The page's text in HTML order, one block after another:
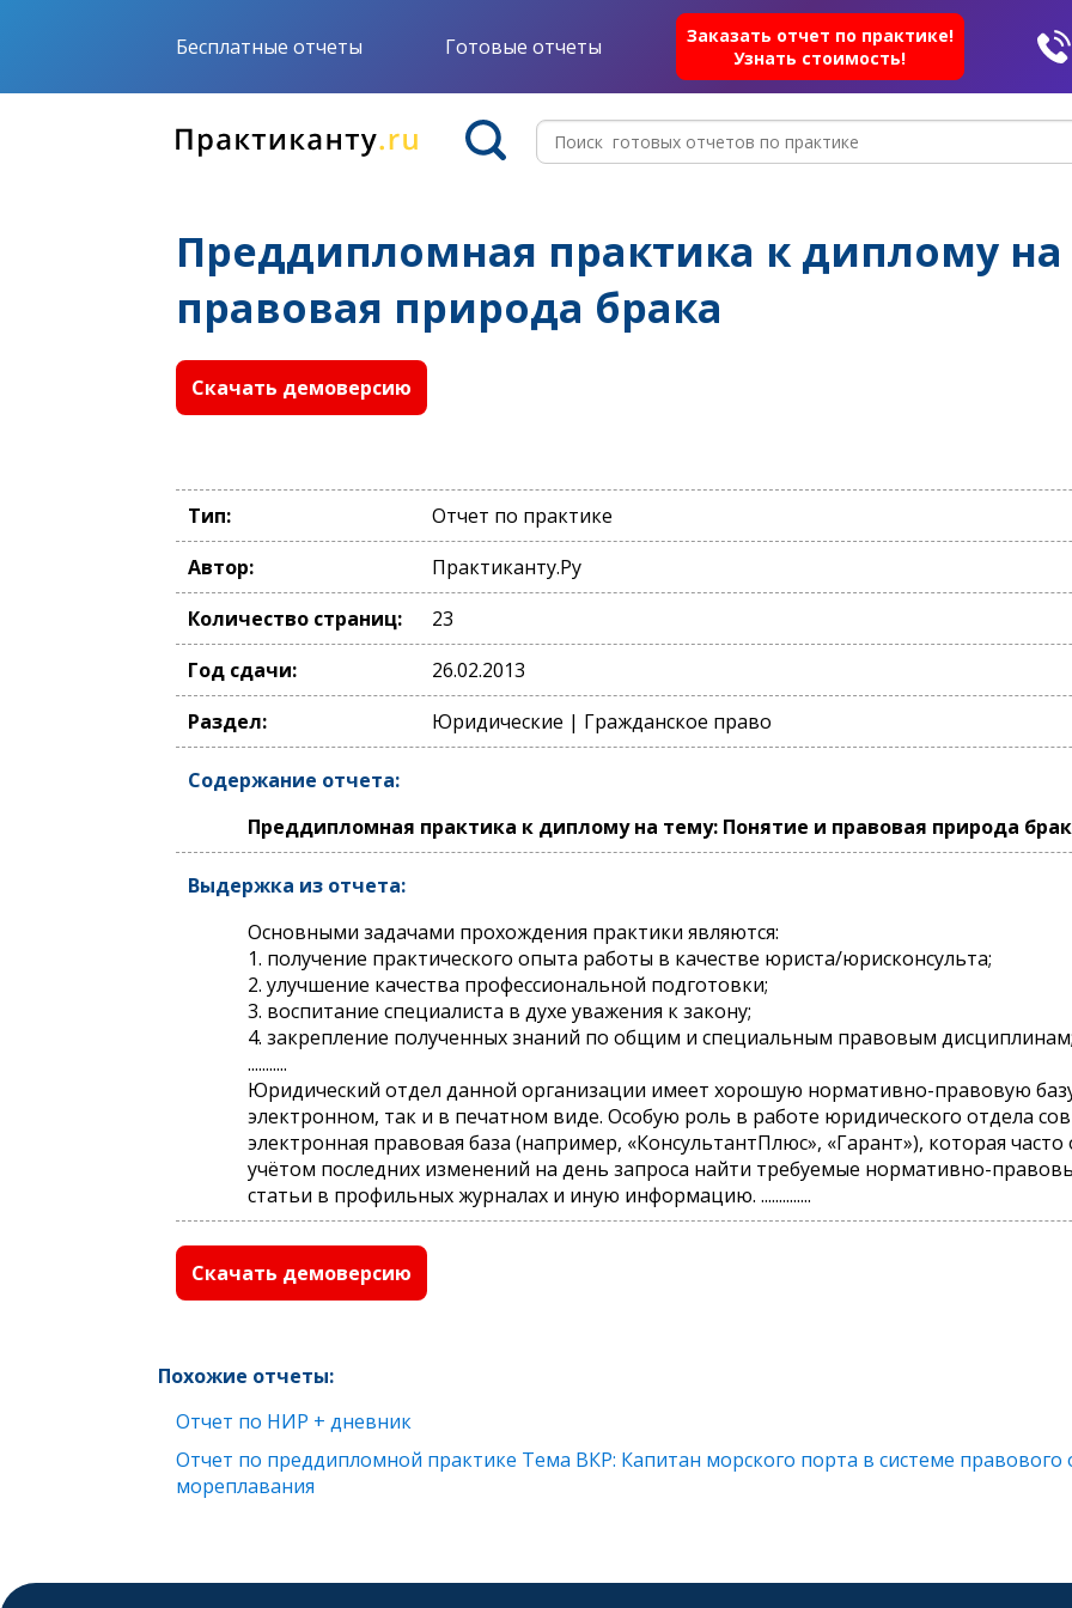
Бесплатные отчеты Готовые отчеты
Заказать отчет по практике!
Узнать стоимость!
Преддипломная практика к диплому
правовая природа брака
Скачать демоверсию
Тип:
Отчет по практике
Автор:
Практиканту.Ру
Количество страниц:
23
Год сдачи:
26.02.2013
Раздел:
Юридические | Гражданское право
Содержание отчета:
Преддипломная практика к диплому на тему: Понятие и правовая природа
Выдержка из отчета:
Основными задачами прохождения практики являются:
1. получение практического опыта работы в качестве юриста/юрисконсульта;
2. улучшение качества профессиональной подготовки;
3. воспитание специалиста в духе уважения к закону;
4. закрепление полученных знаний по общим и специальным правовым
...........
Юридический отдел данной организации имеет хорошую нормативно-правовую
электронном, так и в печатном виде. Особую роль в работе юридического отдела
электронная правовая база (например, «КонсультантПлюс», «Гарант»), которая
учётом последних изменений на день запроса найти требуемые нормативно-
статьи в профильных журналах и иную информацию. ..............
Скачать демоверсию
Похожие отчеты:
Отчет по НИР + дневник
Отчет по преддипломной практике Тема ВКР: Капитан морского порта в системе правового
мореплавания